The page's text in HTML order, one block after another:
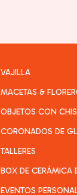
VAJILLA
MACETAS &
OBJETOS CON
CORONADOS DE
TALLERES
BOX DE CERÁMICA
EVENTOS